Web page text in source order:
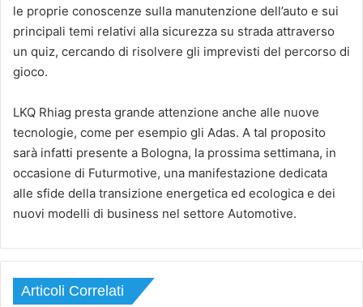
le proprie conoscenze sulla manutenzione dell’auto e sui
principali temi relativi alla sicurezza su strada attraverso
un quiz, cercando di risolvere gli imprevisti del percorso di
gioco.
LKQ Rhiag presta grande attenzione anche alle nuove
tecnologie, come per esempio gli Adas. A tal proposito
sarà infatti presente a Bologna, la prossima settimana, in
occasione di Futurmotive, una manifestazione dedicata
alle sfide della transizione energetica ed ecologica e dei
nuovi modelli di business nel settore Automotive.
Articoli Correlati